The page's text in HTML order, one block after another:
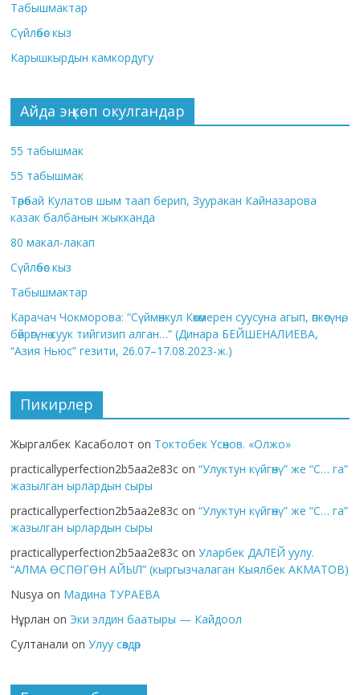
Табышмактар
Сүйлөбөс кыз
Карышкырдын камкордугу
Айда эң көп окулгандар
55 табышмак
55 табышмак
Төрөбай Кулатов шым таап берип, Зууракан Кайназарова
казак балбанын жыкканда
80 макал-лакап
Сүйлөбөс кыз
Табышмактар
Карачач Чокморова: “Сүймөнкул Көкөмерен суусуна агып, өпкөсүнө,
бөйрөгүнө суук тийгизип алган…” (Динара БЕЙШЕНАЛИЕВА,
“Азия Ньюс” гезити, 26.07–17.08.2023-ж.)
Пикирлер
Жыргалбек Касаболот on Токтобек Үсөнов. «Олжо»
practicallyperfection2b5aa2e83c on“Улуктун күйгөнү” же “С… га”
жазылган ырлардын сыры
practicallyperfection2b5aa2e83c on“Улуктун күйгөнү” же “С… га”
жазылган ырлардын сыры
practicallyperfection2b5aa2e83c onУларбек ДАЛЕЙ уулу.
“АЛМА ӨСПӨГӨН АЙЫЛ” (кыргызчалаган Кыялбек АКМАТОВ)
Nusya on Мадина ТУРАЕВА
Нұрлан on Эки элдин баатыры — Кайдоол
Султанали onУлуу сөздөр